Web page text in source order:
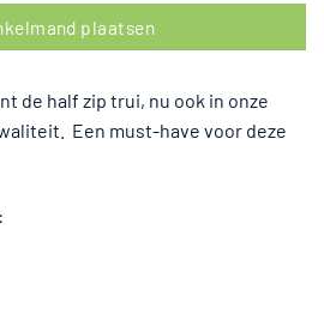
plaatsen
de half zip trui, nu ook in onze
Een must-have voor deze